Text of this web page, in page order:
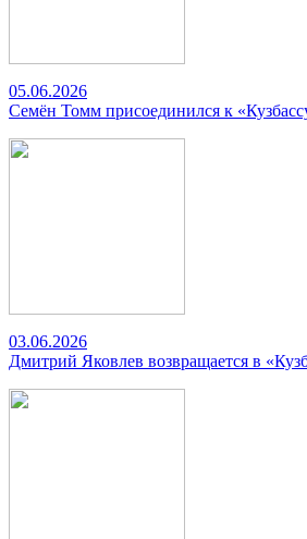
05.06.2026
Семён Томм присоединился к
03.06.2026
Дмитрий Яковлев возвращается в